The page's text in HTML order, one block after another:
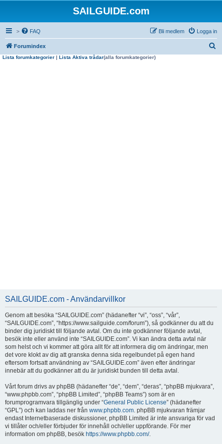
SAILGUIDE.com
> FAQ Logga in
Bli medlem
Forumindex
Lista forumkategorier | Lista Aktiva trådar(alla forumkategorier)
SAILGUIDE.com - Användarvillkor
Genom att besöka “SAILGUIDE.com” (hädanefter “vi”, “oss”, “vår”,
“SAILGUIDE.com”, “https://www.sailguide.com/forum”), så godkänner du att du
binder dig juridiskt till följande avtal. Om du inte godkänner följande avtal,
besök inte eller använd inte “SAILGUIDE.com”. Vi kan ändra detta avtal när
som helst och vi kommer att göra allt för att informera dig om ändringar, men
det vore klokt av dig att granska denna sida regelbundet på egen hand
eftersom fortsatt användning av “SAILGUIDE.com” även efter ändringar
innebär att du godkänner att du är juridiskt bunden till detta avtal.
Vårt forum drivs av phpBB (hädanefter “de”, “dem”, “deras”, “phpBB mjukvara”,
“www.phpbb.com”, “phpBB Limited”, “phpBB Teams”) som är en
forumprogramvara tillgänglig under “General Public License” (hädanefter
“GPL”) och kan laddas ner från www.phpbb.com. phpBB mjukvaran främjar
endast Internetbaserade diskussioner, phpBB Limited är inte ansvariga för vad
vi tillåter och/eller förbjuder för innehåll och/eller uppförande. För mer
information om phpBB, besök https://www.phpbb.com/.